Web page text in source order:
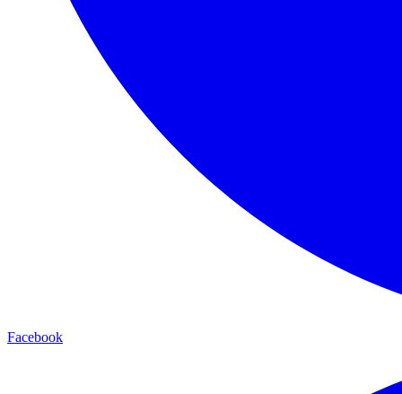
Facebook